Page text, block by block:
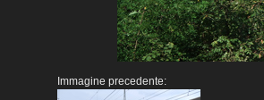
Immagine precedente: